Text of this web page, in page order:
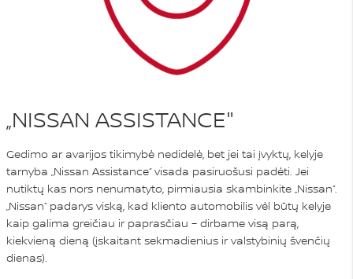
„NISSAN ASSISTANCE"
Gedimo ar avarijos tikimybė nedidelė, bet jei tai įvyktų, kelyje
tarnyba „Nissan Assistance“ visada pasiruošusi padėti. Jei
nutiktų kas nors nenumatyto, pirmiausia skambinkite „Nissan“.
„Nissan“ padarys viską, kad kliento automobilis vėl būtų kelyje
kaip galima greičiau ir paprasčiau – dirbame visą parą,
kiekvieną dieną (įskaitant sekmadienius ir valstybinių švenčių
dienas).